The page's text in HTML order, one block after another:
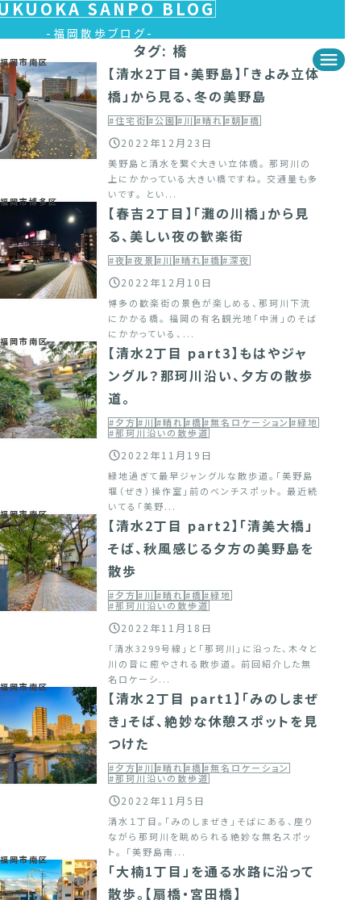
SANPO BLOG
福岡散歩ブログ
タグ: 橋
福岡市南区
【清水2丁目・美野島】「きよみ立体
橋」から見る、冬の美野島
#住宅街#公園#川#晴れ#朝#橋
2022年12月23日
美野島と清水を繋ぐ大きい立体橋。 那珂川の
上にかかっている大きい橋ですね。 交通量も多
いです。 とい...
福岡市博多区
【春吉２丁目】「灘の川橋」から見
る、美しい夜の歓楽街
#夜#夜景#川#晴れ#橋#深夜
2022年12月10日
博多の歓楽街の景色が楽しめる、那珂川下流
にかかる橋。 福岡の有名観光地「中洲」のそば
にかかっている、...
福岡市南区
【清水2丁目 part3】もはやジャ
ングル？那珂川沿い、夕方の散歩
道。
#夕方#川#晴れ#橋#無名ロケーション#緑地
#那珂川沿いの散歩道
2022年11月19日
緑地過ぎて最早ジャングルな散歩道。「美野島
堰（ぜき）操作室」前のベンチスポット。 最近続
いてる「美野...
福岡市南区
【清水2丁目 part2】「清美大橋」
そば、秋風感じる夕方の美野島を
散歩
#夕方#川#晴れ#橋#緑地
#那珂川沿いの散歩道
2022年11月18日
「清水3299号線」と「那珂川」に沿った、木々と
川の音に癒やされる散歩道。 前回紹介した無
名ロケーシ...
福岡市南区
【清水２丁目 part1】「みのしまぜ
き」そば、絶妙な休憩スポットを見
つけた
#夕方#川#晴れ#橋#無名ロケーション
#那珂川沿いの散歩道
2022年11月5日
清水１丁目。「みのしまぜき」そばにある、座り
ながら那珂川を眺められる絶妙な無名スポッ
ト。 「美野島南...
福岡市南区
「大楠1丁目」を通る水路に沿って
散歩。【扇橋・宮田橋】